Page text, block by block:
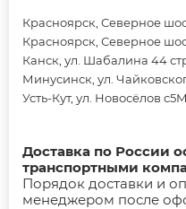
Красноярск, Северное
Красноярск, Северное
Канск, ул. Шабалина 44
Минусинск, ул.
Усть-Кут, ул. Новосёлов
Доставка по России
транспортными
Порядок доставки и
менеджером после